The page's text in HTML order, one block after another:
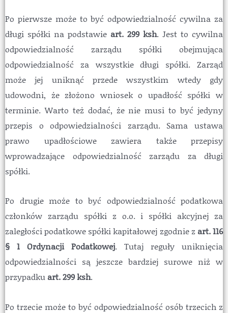
Po pierwsze może to być odpowiedzialność cywilna za
długi spółki na podstawie art. 299 ksh. Jest to cywilna
odpowiedzialność zarządu spółki obejmująca
odpowiedzialność za wszystkie długi spółki. Zarząd
może jej uniknąć przede wszystkim wtedy gdy
udowodni, że złożono wniosek o upadłość spółki w
terminie. Warto też dodać, że nie musi to być jedyny
przepis o odpowiedzialności zarządu. Sama ustawa
prawo upadłościowe zawiera także przepisy
wprowadzające odpowiedzialność zarządu za długi
spółki.
Po drugie może to być odpowiedzialność podatkowa
członków zarządu spółki z o.o. i spółki akcyjnej za
zaległości podatkowe spółki kapitałowej zgodnie z art. 116
§ 1 Ordynacji Podatkowej. Tutaj reguły uniknięcia
odpowiedzialności są jeszcze bardziej surowe niż w
przypadku art. 299 ksh.
Po trzecie może to być odpowiedzialność osób trzecich z